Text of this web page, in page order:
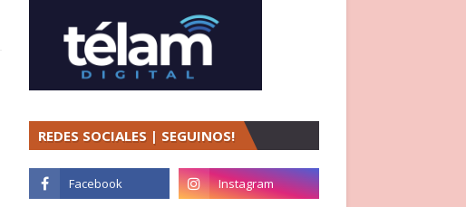
REDES SOCIALES | SEGUINOS!